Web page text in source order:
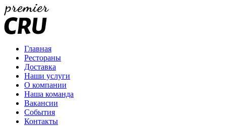
Главная
Рестораны
Доставка
Наши услуги
О компании
Наша команда
Вакансии
События
Контакты